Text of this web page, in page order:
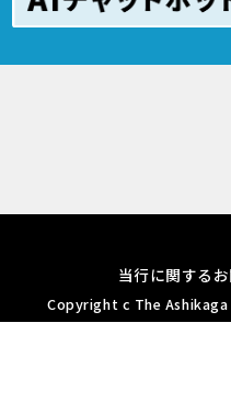
当行に関する
Copyright c The